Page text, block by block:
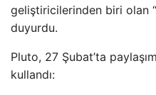
geliştiricilerinden biri olan
duyurdu.
Pluto, 27 Şubat’ta
kullandı: